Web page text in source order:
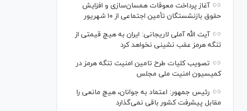
آغاز پرداخت معوقات همسان‌سازی و افزایش
حقوق بازنشستگان تأمین اجتماعی از ۱۰ شهریور
آیت الله آملی لاریجانی: ایران به هیچ قیمتی از
تنگه هرمز عقب نشینی نخواهد کرد
تصویب کلیات طرح تامین امنیت تنگه هرمز در
کمیسیون امنیت ملی مجلس
رئیس جمهور: اعتماد به جوانان، هیچ مانعی را
مقابل پیشرفت کشور باقی نمی‌گذارد